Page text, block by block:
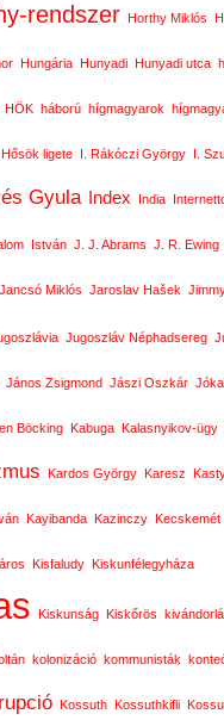
rendszer Horthy Miklós
Hungária Hunyadi Hunyadi utca
HÖK háború hígmagyarok
Hősök ligete I. Rákóczi György I.
Gyula Index India
István J. J. Abrams J. R. Ewing
Jancsó Miklós Jaroslav Hašek
Jugoszláv Néphadsereg
János Zsigmond Jászi Oszkár
Böcking Kabuga Kalasnyikov-ügy
Kardos György Karesz
Kayibanda Kazinczy Kecskemét
Kisfaludy Kiskunfélegyháza
Kiskunság Kiskőrös
kolonizáció kommunisták
Kossuth Kossuthkifli